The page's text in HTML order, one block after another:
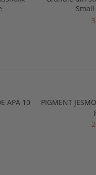
APA 10
PIGMENT